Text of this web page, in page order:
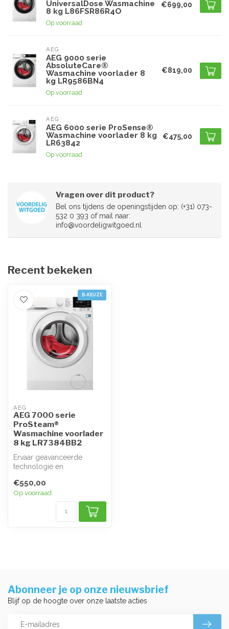
UniversalDose Wasmachine
8 kg L86FSR86R4O
Op voorraad
€699,00
AEG
AEG 9000 serie
AbsoluteCare®
Wasmachine voorlader 8
kg LR9586BN4
Op voorraad
€819,00
AEG
AEG 6000 serie ProSense®
Wasmachine voorlader 8 kg
LR63842
Op voorraad
€475,00
Vragen over dit product?
Bel ons tijdens de openingstijden op: (+31) 073-
532 0 393 of mail naar:
info@voordeligwitgoed.nl
Recent bekeken
B-KEUZE
AEG
AEG 7000 serie
ProSteam®
Wasmachine voorlader
8 kg LR7384BB2
Ervaar geavanceerde
technologie en
7000 serie ProSteam®...
€550,00
Op voorraad
Abonneer je op onze nieuwsbrief
Blijf op de hoogte over onze laatste acties